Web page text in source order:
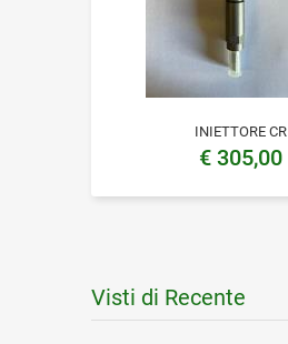
INIETTORE CR
€ 305,00
Visti di Recente